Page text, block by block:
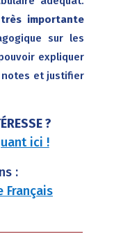
importante
sur les
expliquer
notes et justifier
?
ici !
:
Français